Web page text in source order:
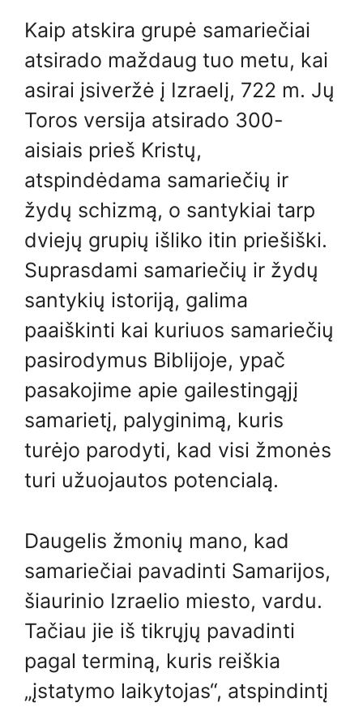
Kaip atskira grupė samariečiai
atsirado maždaug tuo metu, kai
asirai įsiveržė į Izraelį, 722 m. Jų
Toros versija atsirado 300-
aisiais prieš Kristų,
atspindėdama samariečių ir
žydų schizmą, o santykiai tarp
dviejų grupių išliko itin priešiški.
Suprasdami samariečių ir žydų
santykių istoriją, galima
paaiškinti kai kuriuos samariečių
pasirodymus Biblijoje, ypač
pasakojime apie gailestingąjį
samarietį, palyginimą, kuris
turėjo parodyti, kad visi žmonės
turi užuojautos potencialą.
Daugelis žmonių mano, kad
samariečiai pavadinti Samarijos,
šiaurinio Izraelio miesto, vardu.
Tačiau jie iš tikrųjų pavadinti
pagal terminą, kuris reiškia
„įstatymo laikytojas“, atspindintį